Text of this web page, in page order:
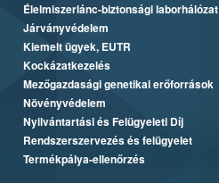
Élelmiszerlánc-biztonsági laborhálózat
Járványvédelem
Kiemelt ügyek, EUTR
Kockázatkezelés
Mezőgazdasági genetikai erőforrások
Növényvédelem
Nyilvántartási és Felügyeleti Díj
Rendszerszervezés és felügyelet
Termékpálya-ellenőrzés